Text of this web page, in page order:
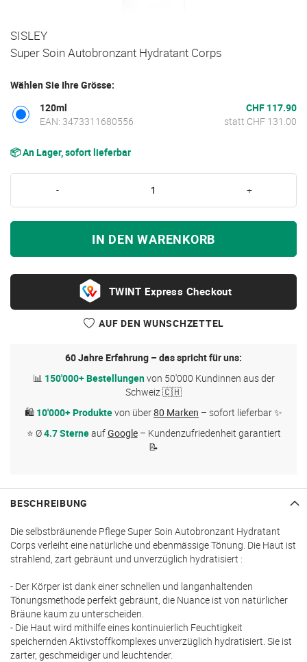
Zum
Anfang
der
springen
SISLEY
Super Soin Autobronzant Hydratant Corps
Wählen Sie Ihre Grösse:
120ml
EAN: 3473311680556
CHF 117.90
statt CHF 131.00
📦 An Lager, sofort lieferbar
- +
IN DEN WARENKORB
Express Checkout
AUF DEN WUNSCHZETTEL
60 Jahre Erfahrung – das spricht für uns:
📊 150'000+ Bestellungenvon 50'000 Kundinnen aus der
Schweiz 🇨🇭
🛍 10'000+ Produktevon über80 Marken – sofort lieferbar ✨
⭐ Ø4.7 SterneaufGoogle– Kundenzufriedenheit garantiert
📝
BESCHREIBUNG
Die selbstbräunende Pflege Super Soin Autobronzant Hydratant
Corps verleiht eine natürliche und ebenmässige Tönung. Die Haut ist
strahlend, zart gebräunt und unverzüglich hydratisiert :
- Der Körper ist dank einer schnellen und langanhaltenden
Tönungsmethode perfekt gebräunt, die Nuance ist von natürlicher
Bräune kaum zu unterscheiden.
- Die Haut wird mithilfe eines kontinuierlich Feuchtigkeit
speichernden Aktivstoffkomplexes unverzüglich hydratisiert. Sie ist
zarter, geschmeidiger und leuchtender.